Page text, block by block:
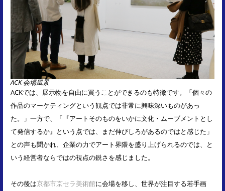
ACK 会場風景
ACKでは、展示物を自由に買うことができるのも特徴です。「個々の
作品のマーケティングという観点では非常に興味深いものがあっ
た。」一方で、「『アートそのものをいかに文化・ムーブメントとし
て発信するか』という点では、まだ伸びしろがあるのではと感じた」
との声も聞かれ、企業の力でアート界隈を盛り上げられるのでは、と
いう経営者ならではの視点の鋭さを感じました。
その後は京都市京セラ美術館に会場を移し、世界が注目する若手画